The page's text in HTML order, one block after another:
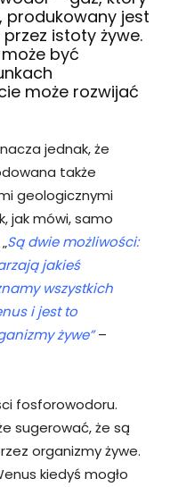
produkowany jest
istoty żywe.
być
może rozwijać
jednak, że
także
geologicznymi
jak mówi, samo
Są dwie możliwości:
jakieś
wszystkich
i jest to
żywe”–
fosforowodoru.
sugerować, że są
organizmy żywe.
kiedyś mogło